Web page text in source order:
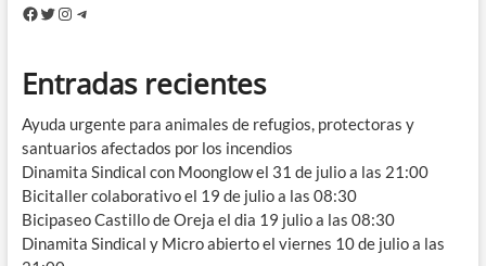
Facebook
Twitter
Instagram
Telegram
Entradas recientes
Ayuda urgente para animales de refugios, protectoras y
santuarios afectados por los incendios
Dinamita Sindical con Moonglow el 31 de julio a las 21:00
Bicitaller colaborativo el 19 de julio a las 08:30
Bicipaseo Castillo de Oreja el dia 19 julio a las 08:30
Dinamita Sindical y Micro abierto el viernes 10 de julio a las